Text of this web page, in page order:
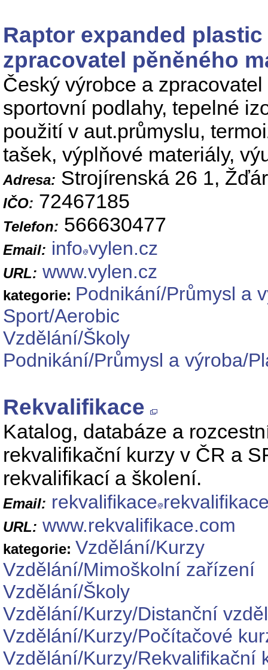
Raptor expanded
zpracovatel pěněného
Český výrobce a
sportovní podlahy, tepelné
použití v aut.průmyslu,
tašek, výplňové materiály,
Adresa: Strojírenská 26 1,
IČO: 72467185
Telefon: 566630477
Email: info vylen.cz
URL: www.vylen.cz
kategorie: Podnikání/Průmysl a
Sport/Aerobic
Vzdělání/Školy
Podnikání/Průmysl a výroba/
Rekvalifikace
Katalog, databáze a
rekvalifikační kurzy v ČR a
rekvalifikací a školení.
Email: rekvalifikace
URL: www.rekvalifikace.com
kategorie: Vzdělání/Kurzy
Vzdělání/Mimoškolní zařízení
Vzdělání/Školy
Vzdělání/Kurzy/Distanční
Vzdělání/Kurzy/Počítačové
Vzdělání/Kurzy/Rekvalifikační